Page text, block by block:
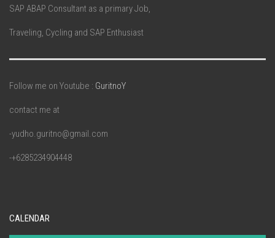
SAP ABAP Consultant as a primary Job,
Traveling, Cycling and SAP Enthusiast
Follow me on Youtube : GuritnoY
contact me at
-yudho.guritno@gmail.com
-+6285234904448
CALENDAR